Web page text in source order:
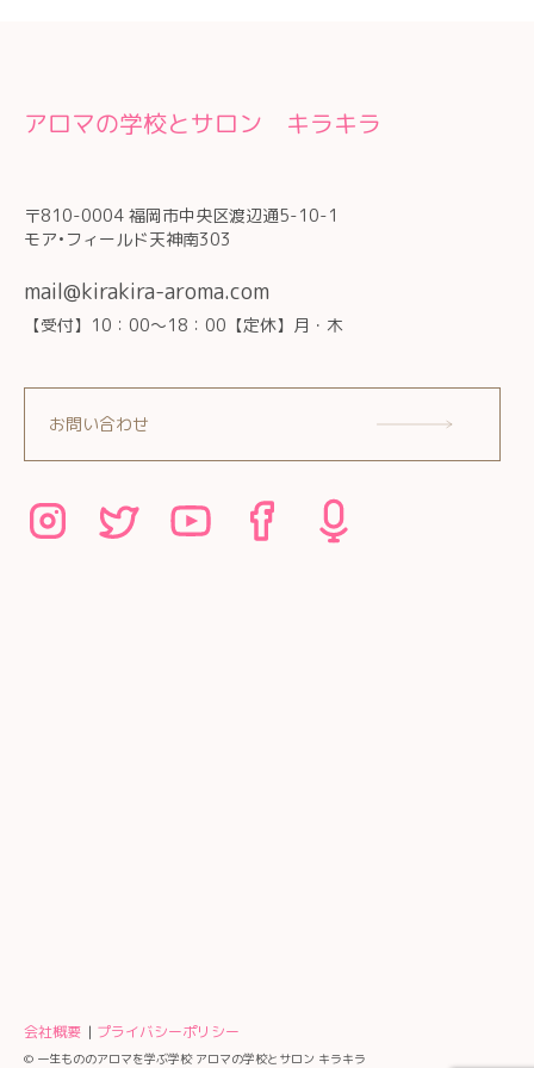
アロマの学校とサロン キラキラ
〒810-0004 福岡市中央区渡辺通5-10-1
モア•フィールド天神南303
mail@kirakira-aroma.com
【受付】10：00～18：00【定休】月・木
お問い合わせ
会社概要 プライバシーポリシー
© 一生もののアロマを学ぶ学校 アロマの学校とサロン キラキラ